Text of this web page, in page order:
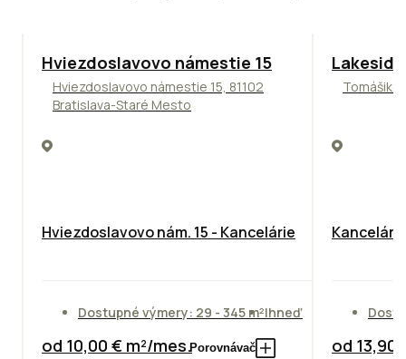
ODPORÚČAME
Hviezdoslavovo námestie 15
Hviezdoslavovo námestie 15, 81102
Bratislava-Staré Mesto
Hviezdoslavovo nám. 15 - Kancelárie
Dostupné výmery: 29 - 345 m²Ihneď
od 10,00 € m²/mes.Porovnávač od 13,90